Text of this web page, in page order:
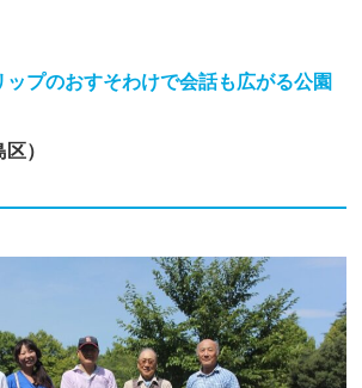
ップのおすそわけで会話も広がる公園
）